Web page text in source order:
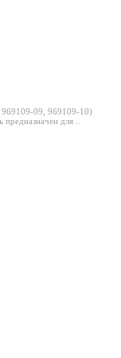
969109-09, 969109-10)
для ..